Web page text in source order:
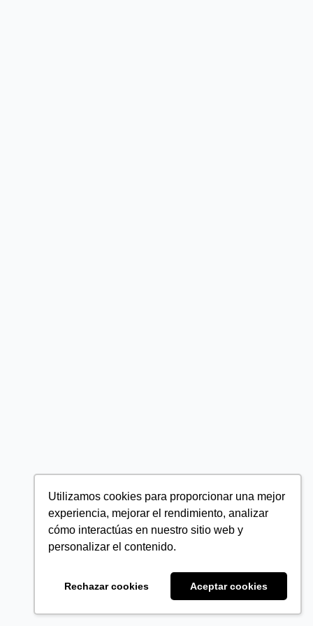
Utilizamos cookies para proporcionar una mejor
experiencia, mejorar el rendimiento, analizar
cómo interactúas en nuestro sitio web y
personalizar el contenido.
Rechazar cookies Aceptar cookies